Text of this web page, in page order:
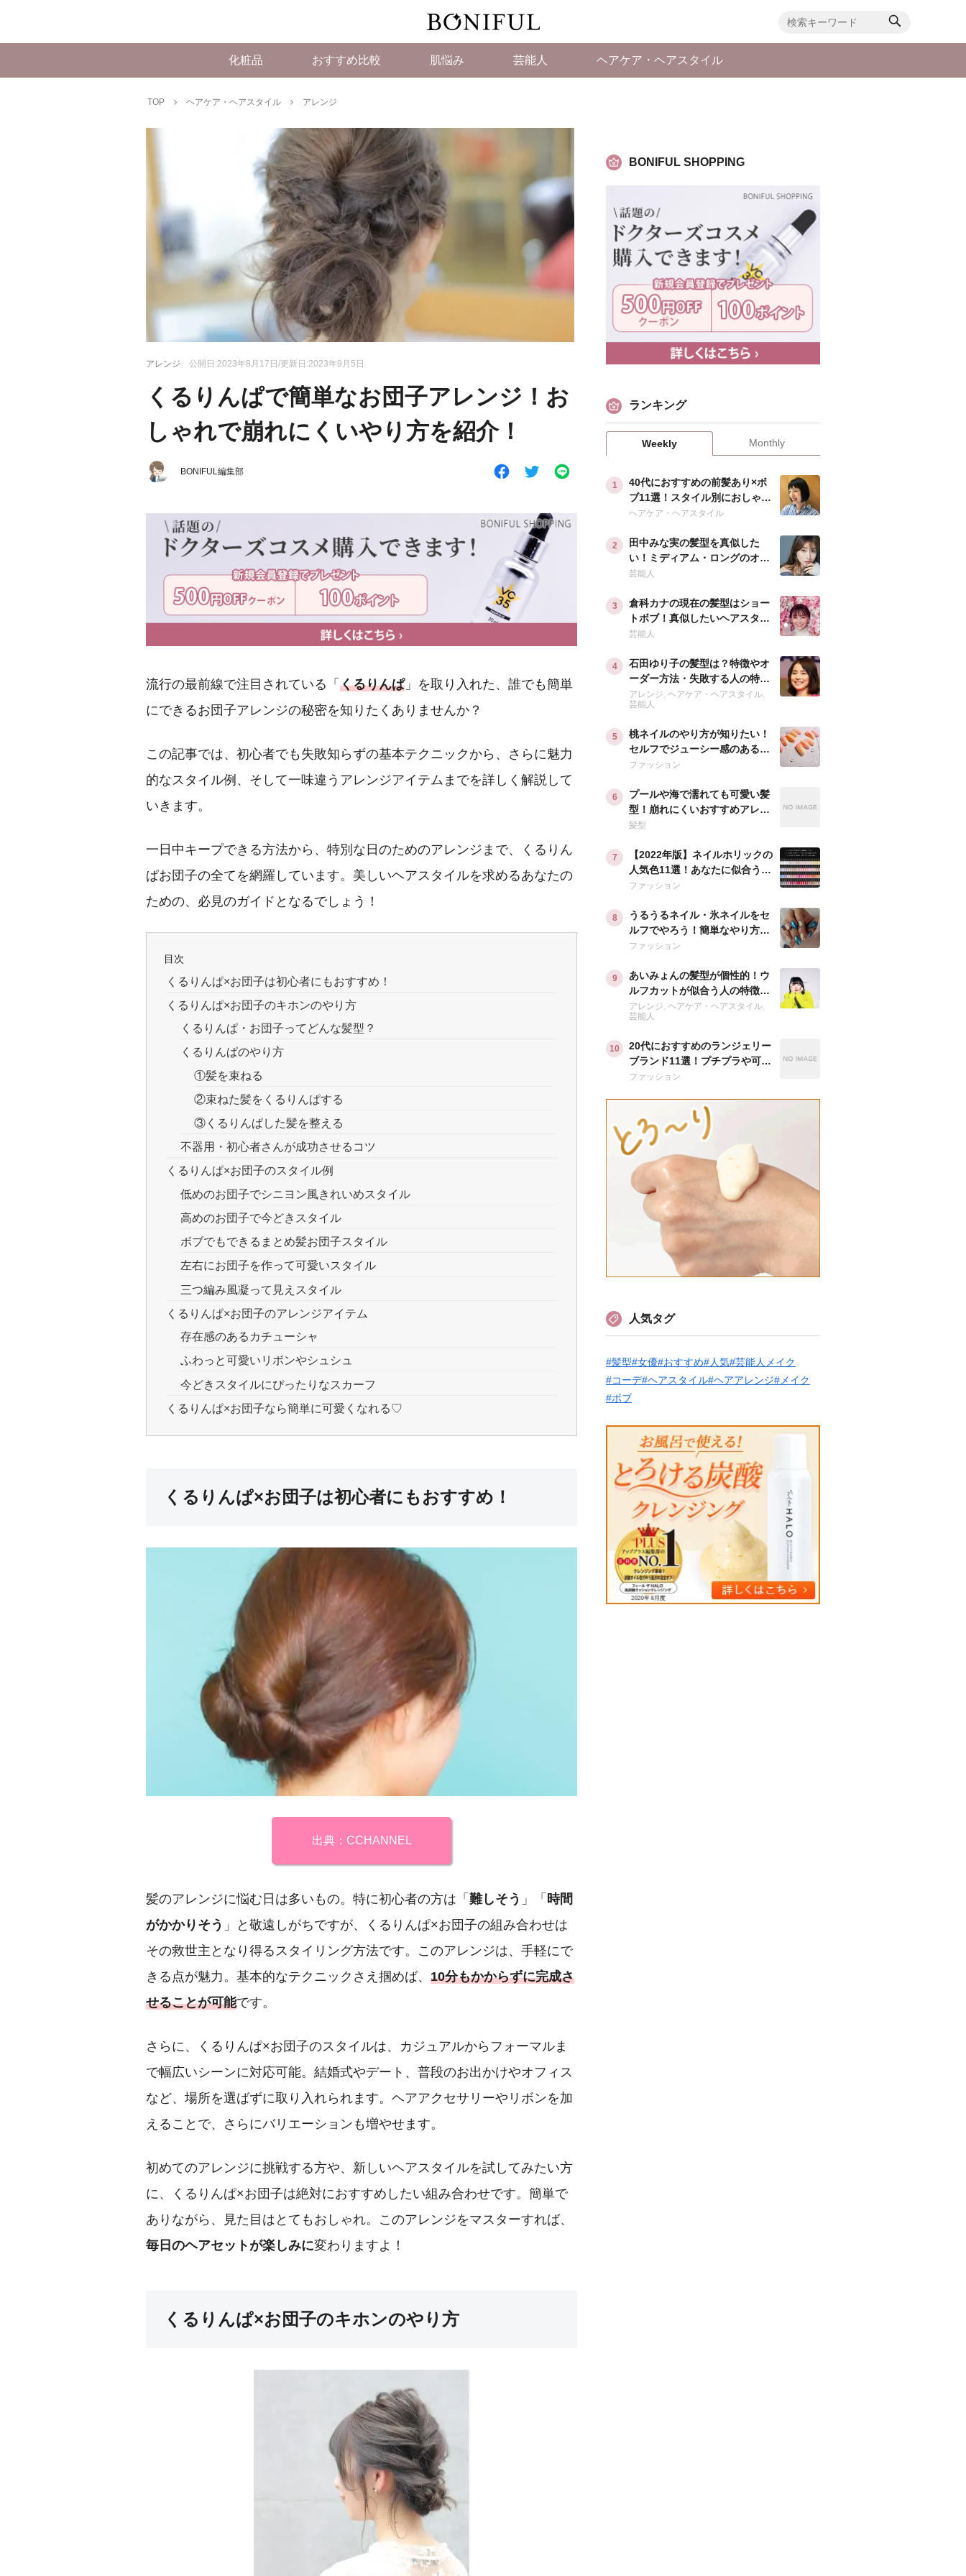
化粧品 おすすめ比較 肌悩み 芸能人 ヘアケア・ヘアスタイル
TOP ヘアケア・ヘアスタイル アレンジ
アレンジ 公開日:2023年8月17日/更新日:2023年9月5日
くるりんぱで簡単なお団子アレンジ！お
しゃれで崩れにくいやり方を紹介！
BONIFUL編集部
流行の最前線で注目されている「 くるりんぱ」を取り入れた、誰でも簡単
にできるお団子アレンジの秘密を知りたくありませんか？
この記事では、初心者でも失敗知らずの基本テクニックから、さらに魅力
的なスタイル例、そして一味違うアレンジアイテムまでを詳しく解説して
いきます。
一日中キープできる方法から、特別な日のためのアレンジまで、くるりん
ぱお団子の全てを網羅しています。美しいヘアスタイルを求めるあなたの
ための、必見のガイドとなるでしょう！
目次
くるりんぱ×お団子は初心者にもおすすめ！
くるりんぱ×お団子のキホンのやり方
くるりんぱ・お団子ってどんな髪型？
くるりんぱのやり方
①髪を束ねる
②束ねた髪をくるりんぱする
③くるりんぱした髪を整える
不器用・初心者さんが成功させるコツ
くるりんぱ×お団子のスタイル例
低めのお団子でシニヨン風きれいめスタイル
高めのお団子で今どきスタイル
ボブでもできるまとめ髪お団子スタイル
左右にお団子を作って可愛いスタイル
三つ編み風凝って見えスタイル
くるりんぱ×お団子のアレンジアイテム
存在感のあるカチューシャ
ふわっと可愛いリボンやシュシュ
今どきスタイルにぴったりなスカーフ
くるりんぱ×お団子なら簡単に可愛くなれる♡
くるりんぱ×お団子は初心者にもおすすめ！
出典：CCHANNEL
髪のアレンジに悩む日は多いもの。特に初心者の方は「 難しそう 」「 時間
がかかりそう 」と敬遠しがちですが、くるりんぱ×お団子の組み合わせは
その救世主となり得るスタイリング方法です。このアレンジは、手軽にで
きる点が魅力。基本的なテクニックさえ掴めば、 10分もかからずに完成さ
せることが可能です。
さらに、くるりんぱ×お団子のスタイルは、カジュアルからフォーマルま
で幅広いシーンに対応可能。結婚式やデート、普段のお出かけやオフィス
など、場所を選ばずに取り入れられます。ヘアアクセサリーやリボンを加
えることで、さらにバリエーションも増やせます。
初めてのアレンジに挑戦する方や、新しいヘアスタイルを試してみたい方
に、くるりんぱ×お団子は絶対におすすめしたい組み合わせです。簡単で
ありながら、見た目はとてもおしゃれ。このアレンジをマスターすれば、
毎日のヘアセットが楽しみに変わりますよ！
くるりんぱ×お団子のキホンのやり方
BONIFUL SHOPPING
ランキング
Weekly Monthly
40代におすすめの前髪あり×ボ
ブ11選！スタイル別におしゃれ
な髪型を紹介！
ヘアケア・ヘアスタイル
田中みな実の髪型を真似した
い！ミディアム・ロングのオー
ダー方法は？
芸能人
倉科カナの現在の髪型はショー
トボブ！真似したいヘアスタイ
ルやオーダー方法は？
芸能人
石田ゆり子の髪型は？特徴やオ
ーダー方法・失敗する人の特徴
も紹介
アレンジ ヘアケア・ヘアスタイル
芸能人
桃ネイルのやり方が知りたい！
セルフでジューシー感のあるよ
うに魅せる方法は？
ファッション
プールや海で濡れても可愛い髪
型！崩れにくいおすすめアレン
ジを紹介！
髪型
【2022年版】ネイルホリックの
人気色11選！あなたに似合うお
すすめは？
ファッション
うるうるネイル・氷ネイルをセ
ルフでやろう！簡単なやり方で
旬な指先に♡
ファッション
あいみょんの髪型が個性的！ウ
ルフカットが似合う人の特徴
は？
アレンジ ヘアケア・ヘアスタイル
芸能人
20代におすすめのランジェリー
ブランド11選！プチプラや可愛
い人気の下着は？
ファッション
人気タグ
#髪型#女優#おすすめ#人気#芸能人メイク
#コーデ#ヘアスタイル#ヘアアレンジ#メイク
#ボブ